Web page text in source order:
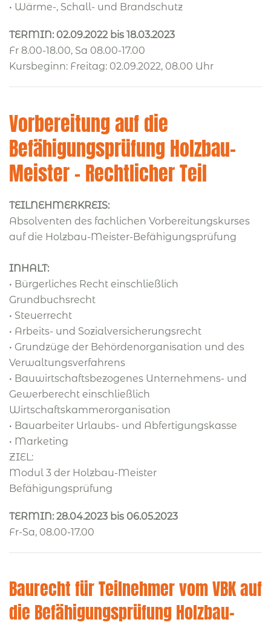
• Wärme-, Schall- und Brandschutz
TERMIN: 02.09.2022 bis 18.03.2023
Fr 8.00-18.00, Sa 08.00-17.00
Kursbeginn: Freitag: 02.09.2022, 08.00 Uhr
Vorbereitung auf die
Befähigungsprüfung Holzbau-
Meister - Rechtlicher Teil
TEILNEHMERKREIS:
Absolventen des fachlichen Vorbereitungskurses
auf die Holzbau-Meister-Befähigungsprüfung
INHALT:
• Bürgerliches Recht einschließlich
Grundbuchsrecht
• Steuerrecht
• Arbeits- und Sozialversicherungsrecht
• Grundzüge der Behördenorganisation und des
Verwaltungsverfahrens
• Bauwirtschaftsbezogenes Unternehmens- und
Gewerberecht einschließlich
Wirtschaftskammerorganisation
• Bauarbeiter Urlaubs- und Abfertigungskasse
• Marketing
ZIEL:
Modul 3 der Holzbau-Meister
Befähigungsprüfung
TERMIN: 28.04.2023 bis 06.05.2023
Fr-Sa, 08.00-17.00
Baurecht für Teilnehmer vom VBK auf
die Befähigungsprüfung Holzbau-